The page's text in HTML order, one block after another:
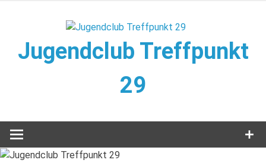
Jugendclub Treffpunkt
29